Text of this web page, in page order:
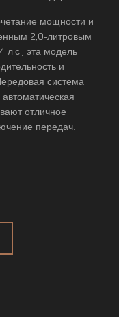
мощности и
2,0-литровым
л.с., эта модель
и
система
отличное
передач.